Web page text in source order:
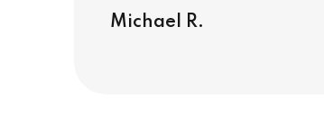
Michael R.